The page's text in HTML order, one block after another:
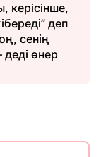
керісінше,
деп
сенің
өнер